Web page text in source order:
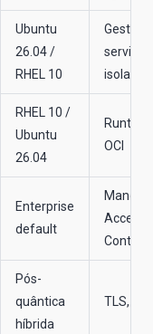
Ubuntu
26.04 /
RHEL 10
Gestão
serviços,
RHEL 10 /
Ubuntu
26.04
Runtime
OCI
Enterprise
default
Access
Control
Pós-
quântica
híbrida
TLS, PKI